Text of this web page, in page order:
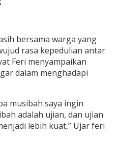
bersama warga yang
rasa kepedulian antar
Feri menyampaikan
dalam menghadapi
musibah saya ingin
adalah ujian, dan ujian
lebih kuat,” Ujar feri